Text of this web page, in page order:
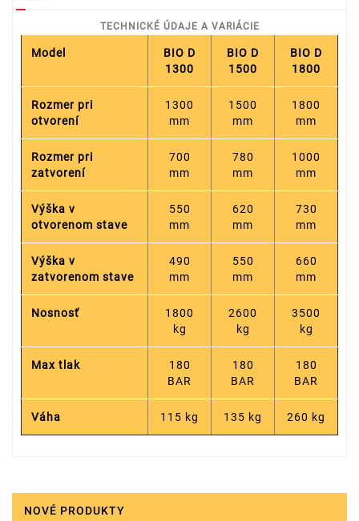
TECHNICKÉ ÚDAJE A VARIÁCIE
Model
BIO D
1300
BIO D
1500
BIO D
1800
Rozmer pri
otvorení
1300
mm
1500
mm
1800
mm
Rozmer pri
zatvorení
700
mm
780
mm
1000
mm
Výška v
otvorenom stave
550
mm
620
mm
730
mm
Výška v
zatvorenom stave
490
mm
550
mm
660
mm
Nosnosť
1800
kg
2600
kg
3500
kg
Max tlak
180
BAR
180
BAR
180
BAR
Váha 115 kg 135 kg 260 kg
NOVÉ PRODUKTY